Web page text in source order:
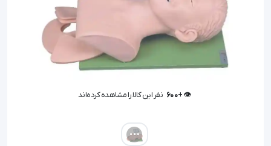
👁️ +
600 نفر این کالا را مشاهده کرده‌اند